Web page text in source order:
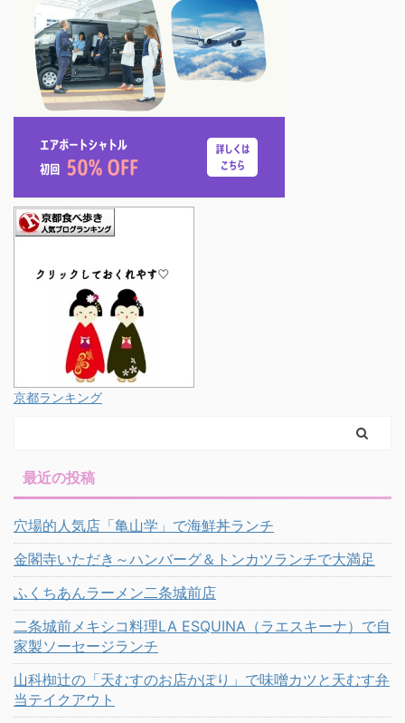
京都ランキング
最近の投稿
穴場的人気店「亀山学」で海鮮丼ランチ
金閣寺いただき～ハンバーグ＆トンカツランチで大満足
ふくちあんラーメン二条城前店
二条城前メキシコ料理LA ESQUINA（ラエスキーナ）で自
家製ソーセージランチ
山科椥辻の「天むすのお店かぽり」で味噌カツと天むす弁
当テイクアウト